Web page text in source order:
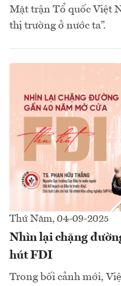
Mặt trận Tổ quốc Việt
thị trường ở nước ta”.
Thứ Năm, 04-09-2025
Nhìn lại chặng
hút FDI
Trong bối cảnh mới,